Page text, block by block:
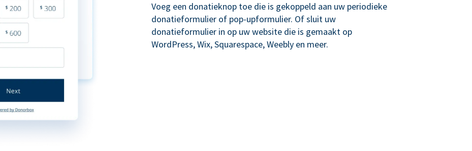
Voeg een donatieknop toe die is gekoppeld aan uw periodieke
donatieformulier of pop-upformulier. Of sluit uw
donatieformulier in op uw website die is gemaakt op
WordPress, Wix, Squarespace, Weebly en meer.